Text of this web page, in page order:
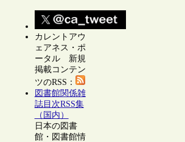
カレントアウ
ェアネス・ポ
ータル 新規
掲載コンテン
ツのRSS：
図書館関係雑
誌目次RSS集
（国内）
日本の図書
館・図書館情